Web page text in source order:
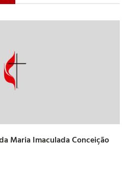
Maria Imaculada Conceição